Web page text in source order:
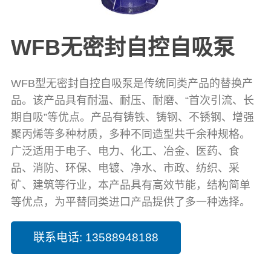
WFB无密封自控自吸泵
WFB型无密封自控自吸泵是传统同类产品的替换产
品。该产品具有耐温、耐压、耐磨、“首次引流、长
期自吸”等优点。产品有铸铁、铸钢、不锈钢、增强
聚丙烯等多种材质，多种不同造型共千余种规格。
广泛适用于电子、电力、化工、冶金、医药、食
品、消防、环保、电镀、净水、市政、纺织、采
矿、建筑等行业，本产品具有高效节能，结构简单
等优点，为平替同类进口产品提供了多一种选择。
联系电话: 13588948188